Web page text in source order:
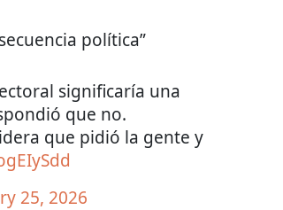
política”
significaría una
que no.
que pidió la gente y
25, 2026